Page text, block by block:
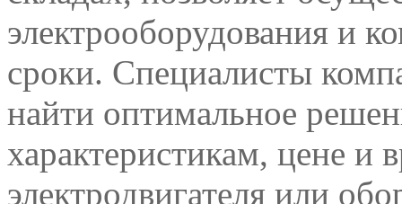
электрооборудования и
сроки. Специалисты
найти оптимальное
характеристикам, цене и
электродвигателя или